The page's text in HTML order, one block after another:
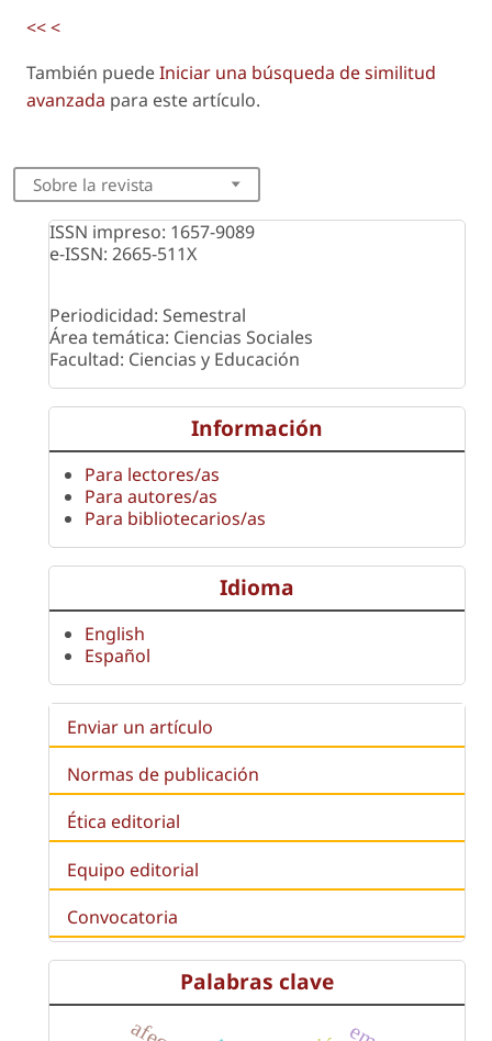
<<<
También puedeIniciar una búsqueda de similitud
avanzada para este artículo.
Sobre la revista
ISSN impreso: 1657-9089
e-ISSN: 2665-511X
Periodicidad: Semestral
Área temática: Ciencias Sociales
Facultad: Ciencias y Educación
Información
Para lectores/as
Para autores/as
Para bibliotecarios/as
Idioma
English
Español
Enviar un artículo
Normas de publicación
Ética editorial
Equipo editorial
Convocatoria
Palabras clave